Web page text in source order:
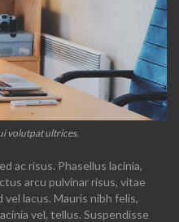
volutpat ultrices.
ac risus. Phasellus lacinia,
arcu pulvinar risus, vitae
vel lacus. Mauris nibh felis,
vel, tellus. Suspendisse